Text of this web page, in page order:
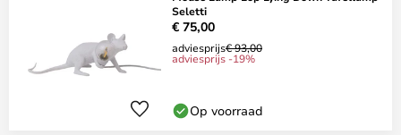
Seletti
€ 75,00
adviesprijs€ 93,00
adviesprijs -19%
Op voorraad